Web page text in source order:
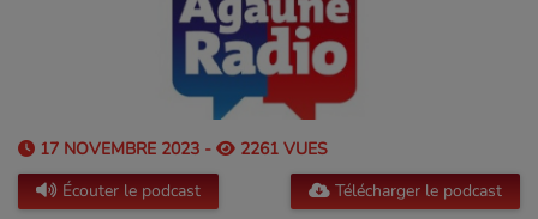
17 NOVEMBRE 2023 -
2261 VUES
Écouter le podcast
Télécharger le podcast